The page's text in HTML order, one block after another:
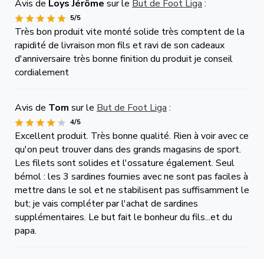
Avis de Loys Jérôme sur le But de Foot Liga :
5/5
Très bon produit vite monté solide très comptent de la
rapidité de livraison mon fils et ravi de son cadeaux
d'anniversaire très bonne finition du produit je conseil
cordialement
Avis de Tom sur le But de Foot Liga :
4/5
Excellent produit. Très bonne qualité. Rien à voir avec ce
qu'on peut trouver dans des grands magasins de sport.
Les filets sont solides et l'ossature également. Seul
bémol : les 3 sardines fournies avec ne sont pas faciles à
mettre dans le sol et ne stabilisent pas suffisamment le
but; je vais compléter par l'achat de sardines
supplémentaires. Le but fait le bonheur du fils...et du
papa.